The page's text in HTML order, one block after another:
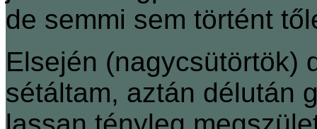
de semmi sem történt
Elsején (nagycsütörtök)
sétáltam, aztán délután